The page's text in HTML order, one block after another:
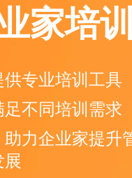
家培
专业培训工具
不同培训需求
力企业家提升
展